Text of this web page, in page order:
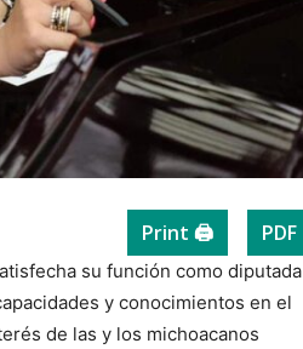
Print 🖨 PDF
su función como diputada
y conocimientos en el
de las y los michoacanos